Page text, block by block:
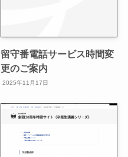
留守番電話サービス時間変
更のご案内
2025年11月17日